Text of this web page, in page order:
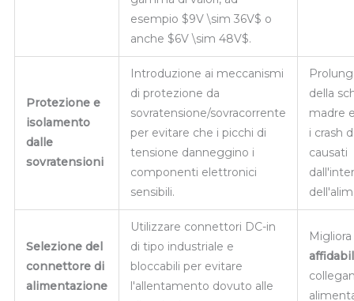
esempio $9V \sim 36V$ o
anche $6V \sim 48V$.
Protezione e
isolamento
dalle
sovratensioni
Introduzione ai meccanismi
di protezione da
sovratensione/sovracorrente
per evitare che i picchi di
tensione danneggino i
componenti elettronici
sensibili.
della
madre
i crash
causati
Selezione del
connettore di
alimentazione
Utilizzare connettori DC-in
di tipo industriale e
bloccabili per evitare
l'allentamento dovuto alle
Migliora